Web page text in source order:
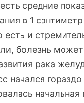
средние
в 1
есть и
болезнь
рака
начался
начальная